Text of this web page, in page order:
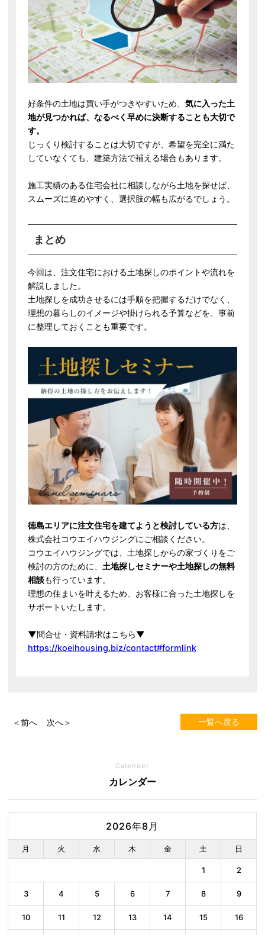
好条件の土地は買い手がつきやすいため、 気に入った土
地が見つかれば、なるべく早めに決断することも大切で
す。
じっくり検討することは大切ですが、希望を完全に満た
していなくても、建築方法で補える場合もあります。
施工実績のある住宅会社に相談しながら土地を探せば、
スムーズに進めやすく、選択肢の幅も広がるでしょう。
まとめ
今回は、注文住宅における土地探しのポイントや流れを
解説しました。
土地探しを成功させるには手順を把握するだけでなく、
理想の暮らしのイメージや掛けられる予算などを、事前
に整理しておくことも重要です。
徳島エリアに注文住宅を建てようと検討している方は、
株式会社コウエイハウジングにご相談ください。
コウエイハウジングでは、土地探しからの家づくりをご
検討の方のために、 土地探しセミナーや土地探しの無料
相談も行っています。
理想の住まいを叶えるため、お客様に合った土地探しを
サポートいたします。
▼問合せ・資料請求はこちら▼
https://koeihousing.biz/contact#formlink
＜前へ 次へ＞ 一覧へ戻る
Calender
カレンダー
2026年8月
月 火 水 木 金 土 日
1 2
3 4 5 6 7 8 9
10 11 12 13 14 15 16